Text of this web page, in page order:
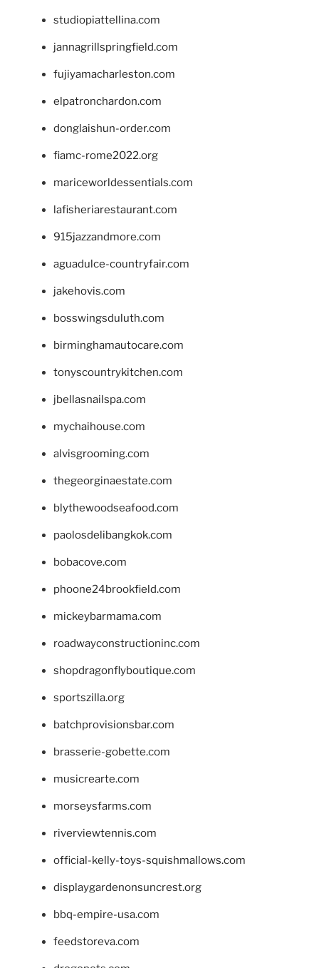
studiopiattellina.com
jannagrillspringfield.com
fujiyamacharleston.com
elpatronchardon.com
donglaishun-order.com
fiamc-rome2022.org
mariceworldessentials.com
lafisheriarestaurant.com
915jazzandmore.com
aguadulce-countryfair.com
jakehovis.com
bosswingsduluth.com
birminghamautocare.com
tonyscountrykitchen.com
jbellasnailspa.com
mychaihouse.com
alvisgrooming.com
thegeorginaestate.com
blythewoodseafood.com
paolosdelibangkok.com
bobacove.com
phoone24brookfield.com
mickeybarmama.com
roadwayconstructioninc.com
shopdragonflyboutique.com
sportszilla.org
batchprovisionsbar.com
brasserie-gobette.com
musicrearte.com
morseysfarms.com
riverviewtennis.com
official-kelly-toys-squishmallows.com
displaygardenonsuncrest.org
bbq-empire-usa.com
feedstoreva.com